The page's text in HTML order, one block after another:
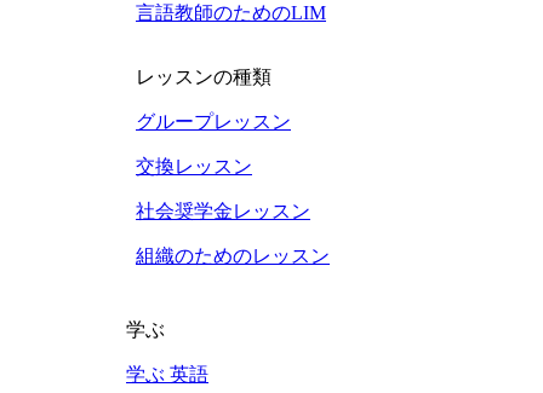
言語教師のためのLIM
レッスンの種類
グループレッスン
交換レッスン
社会奨学金レッスン
組織のためのレッスン
学ぶ
学ぶ 英語